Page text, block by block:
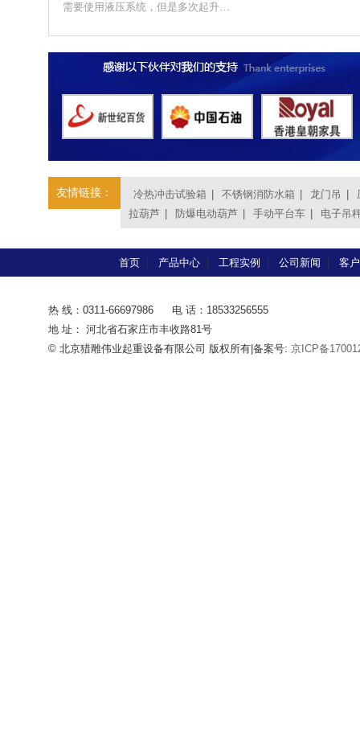
需要使用液压系统，但是多次起升…
友情链接： 冷热冲击试验箱 不锈钢消防水箱 龙门吊
拉葫芦
防爆电动葫芦 手动平台车 电子吊
首页 产品中心 工程实例 公司新闻 客
热 线：0311-66697986
电 话：18533256555
地 址： 河北省石家庄市丰收路81号
© 北京猎雕伟业起重设备有限公司 版权所有|备案号: 京ICP备